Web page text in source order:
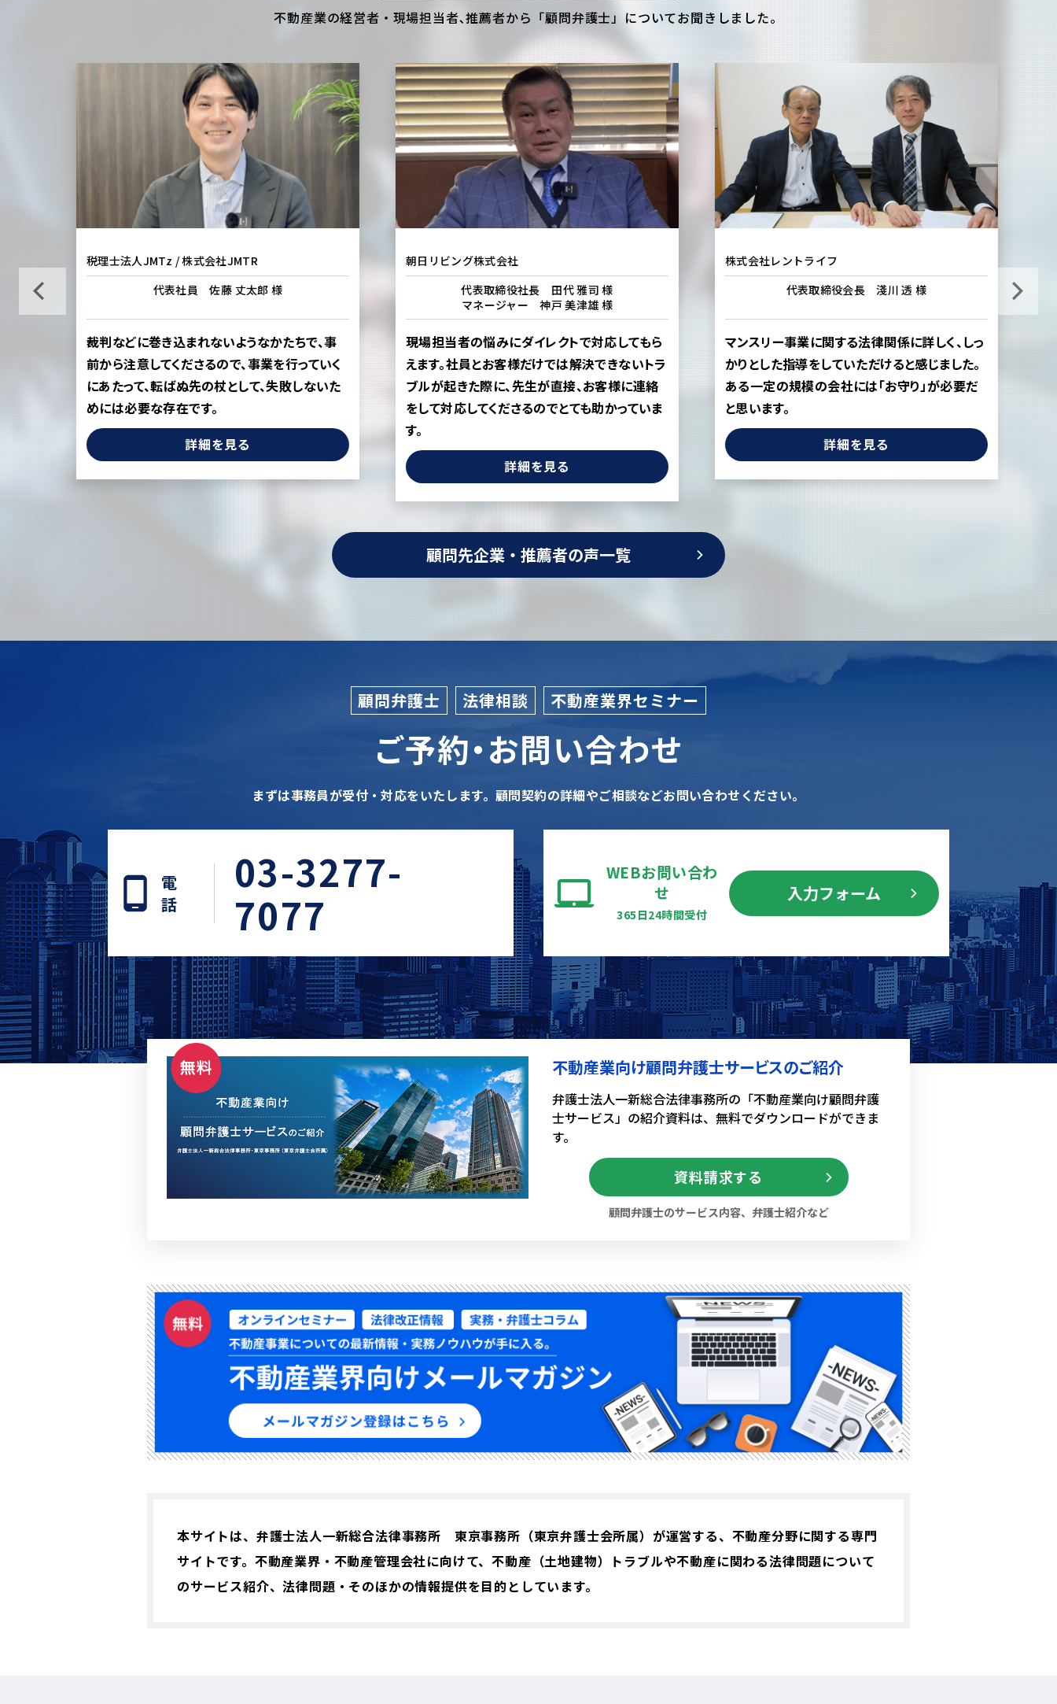
不動産業の経営者・現場担当者､推薦者から「顧問弁護士」についてお聞きしました。
税理士法人JMTz / 株式会社JMTR
代表社員 佐藤 丈太郎 様
裁判などに巻き込まれないようなかたちで、事
前から注意してくださるので、事業を行っていく
にあたって、転ばぬ先の杖として、失敗しないた
めには必要な存在です。
詳細を見る
朝日リビング株式会社
代表取締役社長 田代 雅司 様
マネージャー 神戸 美津雄 様
現場担当者の悩みにダイレクトで対応してもら
えます。社員とお客様だけでは解決できないトラ
ブルが起きた際に、先生が直接、お客様に連絡
をして対応してくださるのでとても助かっていま
す。
詳細を見る
株式会社レントライフ
代表取締役会長 淺川 透 様
マンスリー事業に関する法律関係に詳しく、しっ
かりとした指導をしていただけると感じました。
ある一定の規模の会社には「お守り」が必要だ
と思います。
詳細を見る
顧問先企業・推薦者の声一覧
顧問弁護士 法律相談 不動産業界セミナー
ご予約・お問い合わせ
まずは事務員が受付・対応をいたします。 顧問契約の詳細やご相談などお問い合わせください。
電
話
03-3277-
7077
WEBお問い合わ
せ
365日24時間受付
入力フォーム
不動産業向け顧問弁護士サービスのご紹介
弁護士法人一新総合法律事務所の 「不動産業向け顧問弁護
士サービス」の紹介資料は、 無料でダウンロードができま
す。
資料請求する
顧問弁護士のサービス内容、弁護士紹介など
本サイトは、弁護士法人一新総合法律事務所 東京事務所（東京弁護士会所属）が運営する、不動産分野に関する専門
サイトです。不動産業界・不動産管理会社に向けて、不動産（土地建物）トラブルや不動産に関わる法律問題について
のサービス紹介、法律問題・そのほかの情報提供を目的としています。